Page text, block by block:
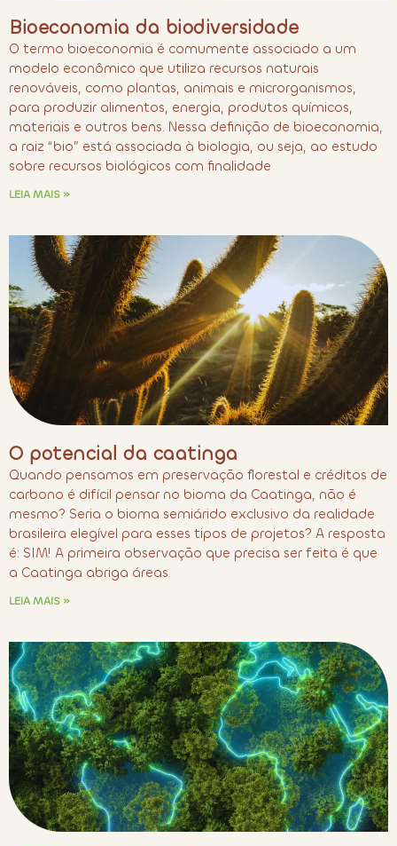
Bioeconomia da biodiversidade
O termo bioeconomia é comumente associado a um
modelo econômico que utiliza recursos naturais
renováveis, como plantas, animais e microrganismos,
para produzir alimentos, energia, produtos químicos,
materiais e outros bens. Nessa definição de bioeconomia,
a raiz “bio” está associada à biologia, ou seja, ao estudo
sobre recursos biológicos com finalidade
LEIA MAIS »
O potencial da caatinga
Quando pensamos em preservação florestal e créditos de
carbono é difícil pensar no bioma da Caatinga, não é
mesmo? Seria o bioma semiárido exclusivo da realidade
brasileira elegível para esses tipos de projetos? A resposta
é: SIM! A primeira observação que precisa ser feita é que
a Caatinga abriga áreas
LEIA MAIS »